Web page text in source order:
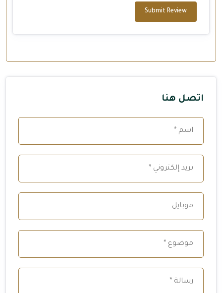
Submit Review
اتصل هنا